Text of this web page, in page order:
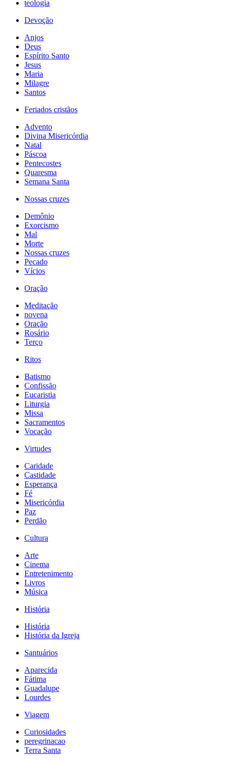
teologia
Devoção
Anjos
Deus
Espírito Santo
Jesus
Maria
Milagre
Santos
Feriados cristãos
Advento
Divina Misericórdia
Natal
Páscoa
Pentecostes
Quaresma
Semana Santa
Nossas cruzes
Demônio
Exorcismo
Mal
Morte
Nossas cruzes
Pecado
Vícios
Oração
Meditação
novena
Oração
Rosário
Terço
Ritos
Batismo
Confissão
Eucaristia
Liturgia
Missa
Sacramentos
Vocação
Virtudes
Caridade
Castidade
Esperança
Fé
Misericórdia
Paz
Perdão
Cultura
Arte
Cinema
Entretenimento
Livros
Música
História
História
História da Igreja
Santuários
Aparecida
Fátima
Guadalupe
Lourdes
Viagem
Curiosidades
peregrinacao
Terra Santa